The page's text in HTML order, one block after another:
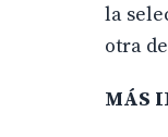
la
otra
MÁS